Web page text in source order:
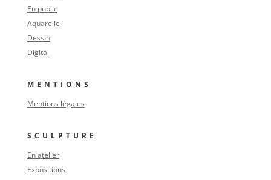
En public
Aquarelle
Dessin
Digital
MENTIONS
Mentions légales
SCULPTURE
En atelier
Expositions